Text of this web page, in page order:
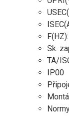
Sk.
TA/
IP00